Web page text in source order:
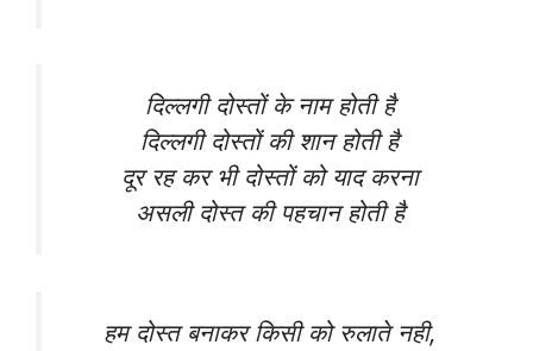
दिल्लगी दोस्तों के नाम होती है
दिल्लगी दोस्तों की शान होती है
दूर रह कर भी दोस्तों को याद करना
असली दोस्त की पहचान होती है
हम दोस्त बनाकर किसी को रुलाते नही,